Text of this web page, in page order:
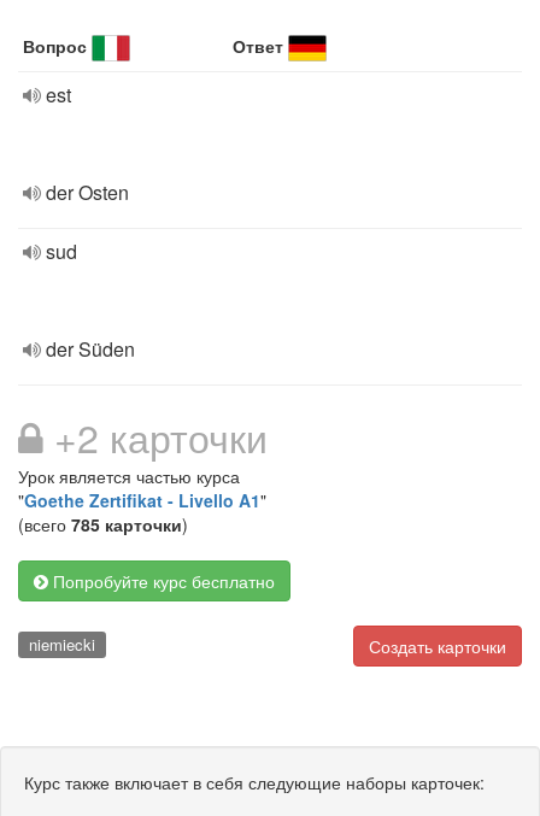
Вопрос Ответ
est
der Osten
sud
der Süden
+2 карточки
Урок является частью курса
"Goethe Zertifikat - Livello A1"
(всего 785 карточки)
Попробуйте курс бесплатно
Создать карточки
niemiecki
Курс также включает в себя следующие наборы карточек: